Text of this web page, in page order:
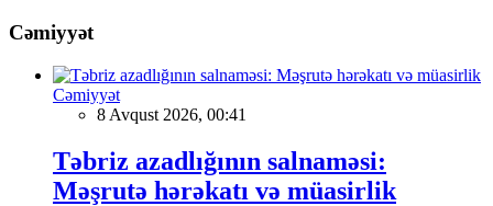
Cəmiyyət
Cəmiyyət
8 Avqust 2026, 00:41
Təbriz azadlığının salnaməsi:
Məşrutə hərəkatı və müasirlik